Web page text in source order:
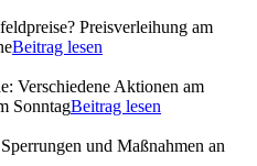
Preisverleihung am
Beitrag lesen
Verschiedene Aktionen am
SonntagBeitrag lesen
und Maßnahmen an